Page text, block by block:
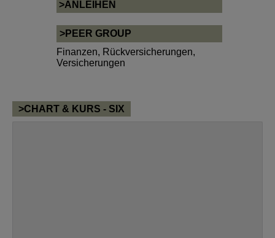
>ANLEIHEN
>PEER GROUP
Finanzen, Rückversicherungen,
Versicherungen
>CHART & KURS - SIX